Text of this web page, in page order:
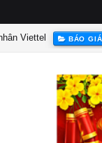
Viettel BÁO